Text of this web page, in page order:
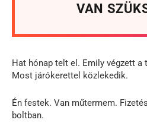
VAN
Hat hónap telt el. Emily végzett a
Most járókerettel közlekedik.
Én festek. Van műtermem.
boltban.